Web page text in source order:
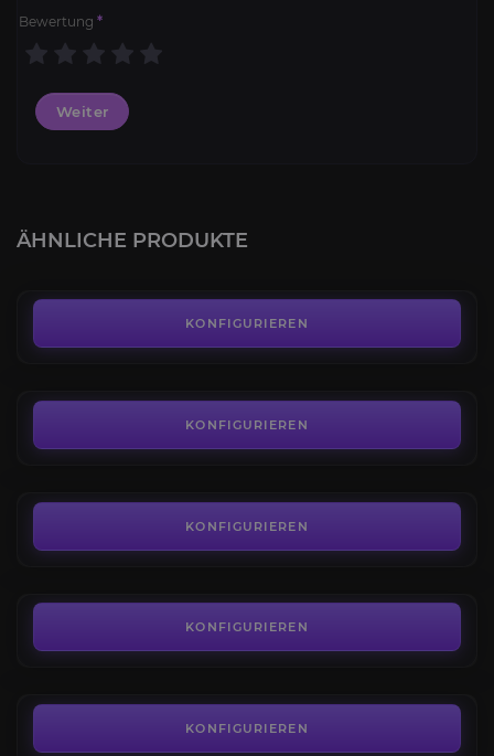
Bewertung *
Weiter
ÄHNLICHE PRODUKTE
KONFIGURIEREN
Sonnenbrunnenplateau
KONFIGURIEREN
KONFIGURIEREN
KONFIGURIEREN
Die Dampfkammer
KONFIGURIEREN